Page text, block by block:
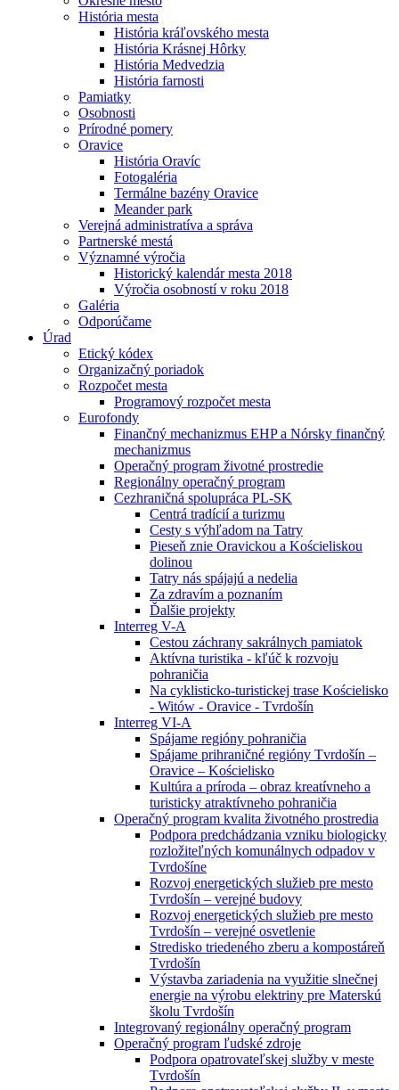
História mesta
História kráľovského mesta
História Krásnej Hôrky
História Medvedzia
História farnosti
Pamiatky
Osobnosti
Prírodné pomery
Oravice
História Oravíc
Fotogaléria
Termálne bazény Oravice
Meander park
Verejná administratíva a správa
Partnerské mestá
Významné výročia
Historický kalendár mesta 2018
Výročia osobností v roku 2018
Galéria
Odporúčame
Úrad
Etický kódex
Organizačný poriadok
Rozpočet mesta
Programový rozpočet mesta
Eurofondy
Finančný mechanizmus EHP a Nórsky finančný
mechanizmus
Operačný program životné prostredie
Regionálny operačný program
Cezhraničná spolupráca PL-SK
Centrá tradícií a turizmu
Cesty s výhľadom na Tatry
Pieseň znie Oravickou a Kościeliskou
dolinou
Tatry nás spájajú a nedelia
Za zdravím a poznaním
Ďalšie projekty
Interreg V-A
Cestou záchrany sakrálnych pamiatok
Aktívna turistika - kľúč k rozvoju
pohraničia
Na cyklisticko-turistickej trase Kościelisko
- Witów - Oravice - Tvrdošín
Interreg VI-A
Spájame regióny pohraničia
Spájame prihraničné regióny Tvrdošín –
Oravice – Kościelisko
Kultúra a príroda – obraz kreatívneho a
turisticky atraktívneho pohraničia
Operačný program kvalita životného prostredia
Podpora predchádzania vzniku biologicky
rozložiteľných komunálnych odpadov v
Tvrdošíne
Rozvoj energetických služieb pre mesto
Tvrdošín – verejné budovy
Rozvoj energetických služieb pre mesto
Tvrdošín – verejné osvetlenie
Stredisko triedeného zberu a kompostáreň
Tvrdošín
Výstavba zariadenia na využitie slnečnej
energie na výrobu elektriny pre Materskú
školu Tvrdošín
Integrovaný regionálny operačný program
Operačný program ľudské zdroje
Podpora opatrovateľskej služby v meste
Tvrdošín